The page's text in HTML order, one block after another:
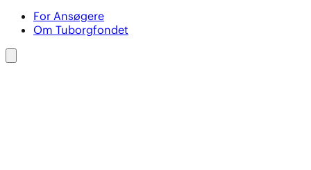
For Ansøgere
Om Tuborgfondet